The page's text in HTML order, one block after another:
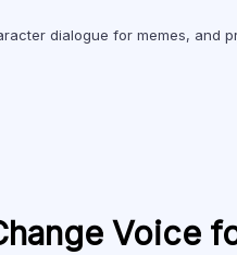
dialogue for memes, and
Voice